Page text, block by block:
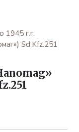
1945 г.г.
Sd.Kfz.251